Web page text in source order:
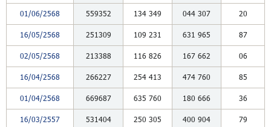
01/06/2568 559352 134 349 044 307 20
16/05/2568 251309 109 231 631 965 87
02/05/2568 213388 116 826 167 662 06
16/04/2568 266227 254 413 474 760 85
01/04/2568 669687 635 760 180 666 36
16/03/2557 531404 250 305 400 904 79